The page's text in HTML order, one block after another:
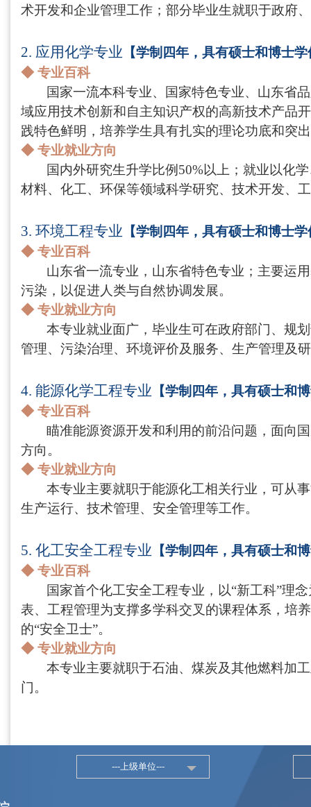
术开发和企业管理工作；部分毕业生就职于政府
2. 应用化学专业 【学制四年，具有硕士和博士
◆ 专业百科
国家一流本科专业、国家特色专业、山东省
域应用技术创新和自主知识产权的高新技术产品
践特色鲜明，培养学生具有扎实的理论功底和突
◆ 专业就业方向
国内外研究生升学比例 50%以上；就业以化
材料、化工、环保等领域科学研究、技术开发、
3. 环境工程专业 【学制四年，具有硕士和博士
◆ 专业百科
山东省一流专业，山东省特色专业；主要运
污染，以促进人类与自然协调发展。
◆ 专业就业方向
本专业就业面广，毕业生可在政府部门、规
管理、污染治理、环境评价及服务、生产管理及
4. 能源化学工程专业 【学制四年，具有硕士和
◆ 专业百科
瞄准能源资源开发和利用的前沿问题，面向
方向。
◆ 专业就业方向
本专业主要就职于能源化工相关行业，可从
生产运行、技术管理、安全管理等工作。
5. 化工安全工程专业 【学制四年，具有硕士和
◆ 专业百科
国家首个化工安全工程专业，以“新工科”理
表、工程管理为支撑多学科交叉的课程体系，培
的“安全卫士”。
◆ 专业就业方向
本专业主要就职于石油、煤炭及其他燃料加
门。
---上级单位---